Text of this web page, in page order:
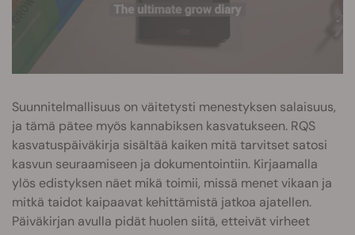
Suunnitelmallisuus on väitetysti menestyksen salaisuus,
ja tämä pätee myös kannabiksen kasvatukseen. RQS
kasvatuspäiväkirja sisältää kaiken mitä tarvitset satosi
kasvun seuraamiseen ja dokumentointiin. Kirjaamalla
ylös edistyksen näet mikä toimii, missä menet vikaan ja
mitkä taidot kaipaavat kehittämistä jatkoa ajatellen.
Päiväkirjan avulla pidät huolen siitä, etteivät virheet